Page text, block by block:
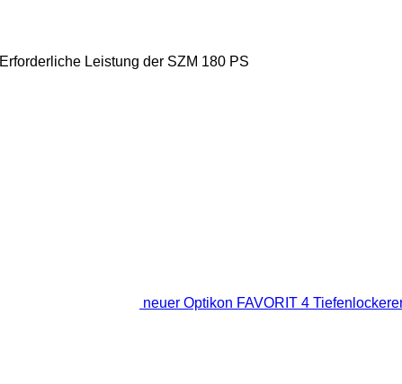
Erforderliche Leistung der SZM 180 PS
neuer Optikon FAVORIT 4